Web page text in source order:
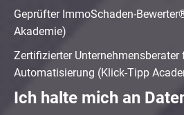
Geprüfter ImmoSchaden-
Akademie)
Zertifizierter Unternehmensberater
Automatisierung (Klick-Tipp
Ich halte mich an